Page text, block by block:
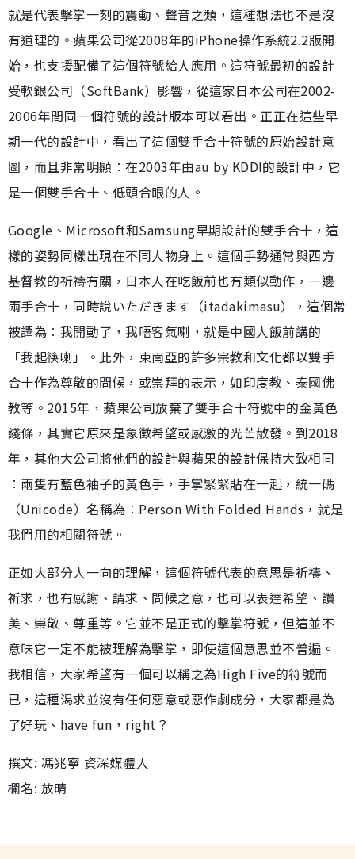
就是代表擊掌一刻的震動、聲音之類，這種想法也不是沒
有道理的。蘋果公司從2008年的iPhone操作系統2.2版開
始，也支援配備了這個符號給人應用。這符號最初的設計
受軟銀公司（SoftBank）影響，從這家日本公司在2002-
2006年間同一個符號的設計版本可以看出。正正在這些早
期一代的設計中，看出了這個雙手合十符號的原始設計意
圖，而且非常明顯︰在2003年由au by KDDI的設計中，它
是一個雙手合十、低頭合眼的人。
Google、Microsoft和Samsung早期設計的雙手合十，這
樣的姿勢同樣出現在不同人物身上。這個手勢通常與西方
基督教的祈禱有關，日本人在吃飯前也有類似動作，一邊
兩手合十，同時說いただきます（itadakimasu），這個常
被譯為︰我開動了，我唔客氣喇，就是中國人飯前講的
「我起筷喇」。此外，東南亞的許多宗教和文化都以雙手
合十作為尊敬的問候，或崇拜的表示，如印度教、泰國佛
教等。2015年，蘋果公司放棄了雙手合十符號中的金黃色
綫條，其實它原來是象徵希望或感激的光芒散發。到2018
年，其他大公司將他們的設計與蘋果的設計保持大致相同
︰兩隻有藍色袖子的黃色手，手掌緊緊貼在一起，統一碼
（Unicode）名稱為︰Person With Folded Hands，就是
我們用的相關符號。
正如大部分人一向的理解，這個符號代表的意思是祈禱、
祈求，也有感謝、請求、問候之意，也可以表達希望、讚
美、崇敬、尊重等。它並不是正式的擊掌符號，但這並不
意味它一定不能被理解為擊掌，即使這個意思並不普遍。
我相信，大家希望有一個可以稱之為High Five的符號而
已，這種渴求並沒有任何惡意或惡作劇成分，大家都是為
了好玩、have fun，right？
撰文: 馮兆寧 資深媒體人
欄名: 放晴